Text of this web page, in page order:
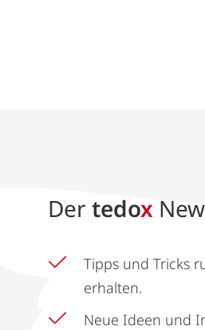
Der tedox
Tipps und Tricks
erhalten.
Neue Ideen und